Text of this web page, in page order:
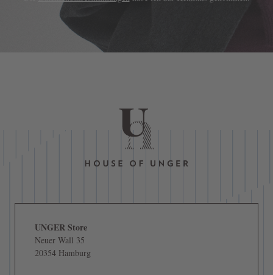
UNGER Store
Neuer Wall 35
20354 Hamburg